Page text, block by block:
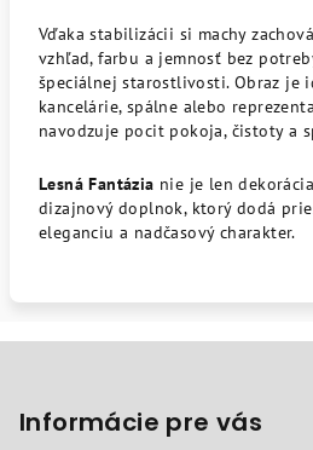
Vďaka stabilizácii si machy
vzhľad, farbu a jemnosť bez
špeciálnej starostlivosti. Obraz je
kancelárie, spálne alebo
navodzuje pocit pokoja, čistoty a
Lesná Fantázia nie je len
dizajnový doplnok, ktorý dodá
eleganciu a nadčasový charakter.
Informácie pre vás